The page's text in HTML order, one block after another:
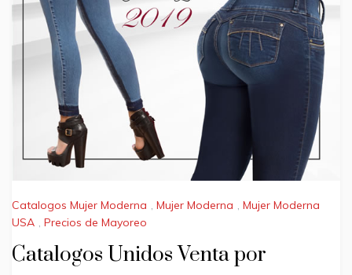
Catalogos Mujer Moderna , Mujer Moderna , Mujer Moderna
USA , Precios de Mayoreo
Catalogos Unidos Venta por